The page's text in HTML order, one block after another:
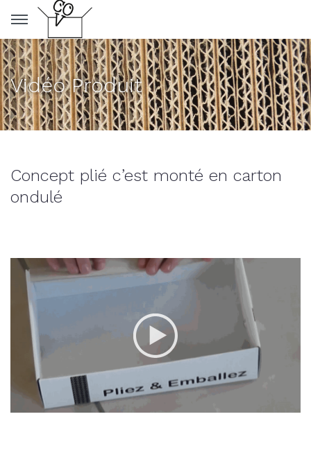
Panneau de gestion des cookies
Vidéo Produit
Concept plié c’est monté en carton
ondulé